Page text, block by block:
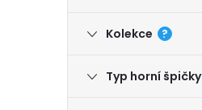
Kolekce ?
Typ horní špičky